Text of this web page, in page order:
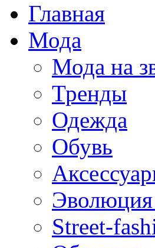
Главная
Мода
Мода на
Тренды
Одежда
Обувь
Эволюция
Street-